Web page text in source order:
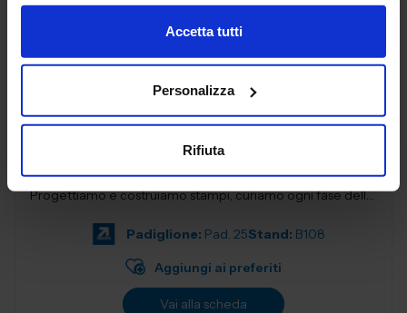
Accetta tutti
Personalizza
Rifiuta
SUBFORNITURA MECCANICA
Da oltre 40 anni, Aguzzoli srl è il partner tecnico per la
realizzazione di componenti in alluminio pressofuso.
Progettiamo e costruiamo stampi, curiamo ogni fase della
Padiglione: Pad. 25Stand: B108
Aggiungi ai preferiti
Vai alla scheda